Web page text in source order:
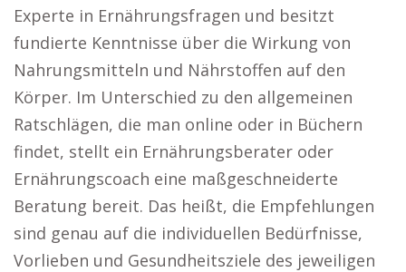
Experte in Ernährungsfragen und besitzt
fundierte Kenntnisse über die Wirkung von
Nahrungsmitteln und Nährstoffen auf den
Körper. Im Unterschied zu den allgemeinen
Ratschlägen, die man online oder in Büchern
findet, stellt ein Ernährungsberater oder
Ernährungscoach eine maßgeschneiderte
Beratung bereit. Das heißt, die Empfehlungen
sind genau auf die individuellen Bedürfnisse,
Vorlieben und Gesundheitsziele des jeweiligen